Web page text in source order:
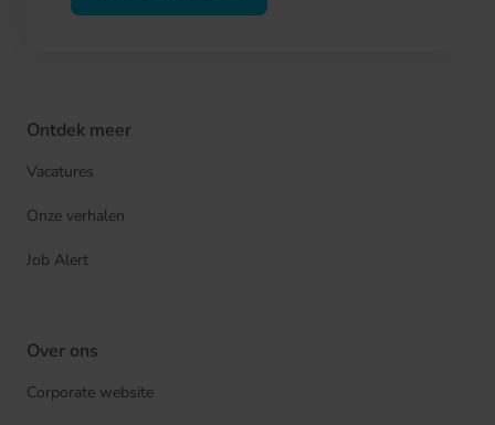
Ontdek meer
Vacatures
Onze verhalen
Job Alert
Over ons
Corporate website